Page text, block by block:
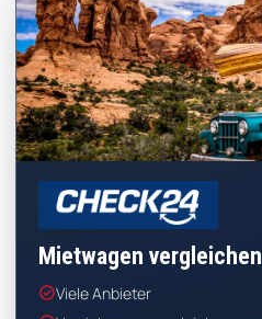
CHECK24
Mietwagen vergleichen
check_circleViele Anbieter